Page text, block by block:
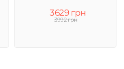
3629 грн
3992 грн